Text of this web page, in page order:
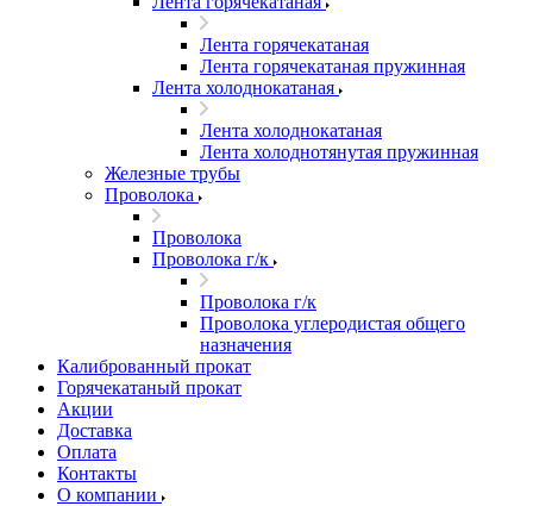
Лента горячекатаная
Лента горячекатаная пружинная
Лента холоднокатаная
Лента холоднокатаная
Лента холоднотянутая пружинная
Железные трубы
Проволока
Проволока
Проволока г/к
Проволока г/к
Проволока углеродистая общего
назначения
Калиброванный прокат
Горячекатаный прокат
Акции
Доставка
Оплата
Контакты
О компании